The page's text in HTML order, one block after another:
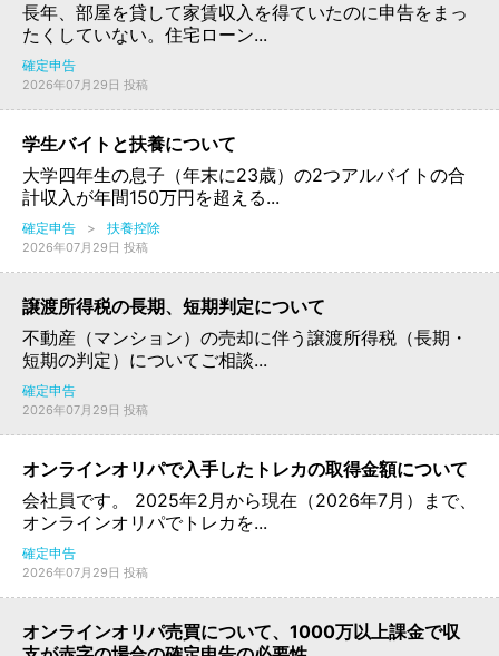
長年、部屋を貸して家賃収入を得ていたのに申告をまっ
たくしていない。住宅ローン...
確定申告
2026年07月29日 投稿
学生バイトと扶養について
大学四年生の息子（年末に23歳）の2つアルバイトの合
計収入が年間150万円を超える...
確定申告 > 扶養控除
2026年07月29日 投稿
譲渡所得税の長期、短期判定について
不動産（マンション）の売却に伴う譲渡所得税（長期・
短期の判定）についてご相談...
確定申告
2026年07月29日 投稿
オンラインオリパで入手したトレカの取得金額について
会社員です。 2025年2月から現在（2026年7月）まで、
オンラインオリパでトレカを...
確定申告
2026年07月29日 投稿
オンラインオリパ売買について、1000万以上課金で収